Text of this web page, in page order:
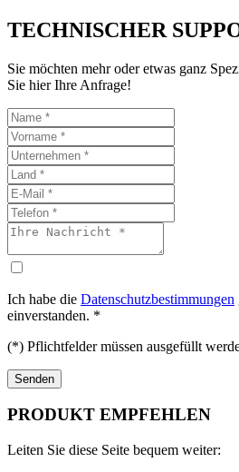
TECHNISCHER
Sie möchten mehr oder etwas ganz
Sie hier Ihre Anfrage!
Ich habe die Datenschutzbestimmungen
einverstanden. *
(*) Pflichtfelder müssen ausgefüllt
PRODUKT EMPFEHLEN
Leiten Sie diese Seite bequem weiter: